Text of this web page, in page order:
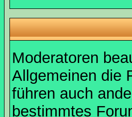
Moderatoren
Allgemeinen die
führen auch
bestimmtes